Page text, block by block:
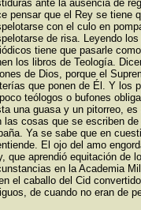
ante la ausencia de
pensar que el Rey se tiene
con el culo en
de risa. Leyendo
tiene que pasarle
los libros de Teología.
de Dios, porque el
que ponen de Él. Y los
teólogos o bufones
una guasa y un pitorreo,
las cosas que se escriben
Ya se sabe que en
El ojo del amo
que aprendió equitación de
en la Academia
el caballo del Cid
de cuando no eran de